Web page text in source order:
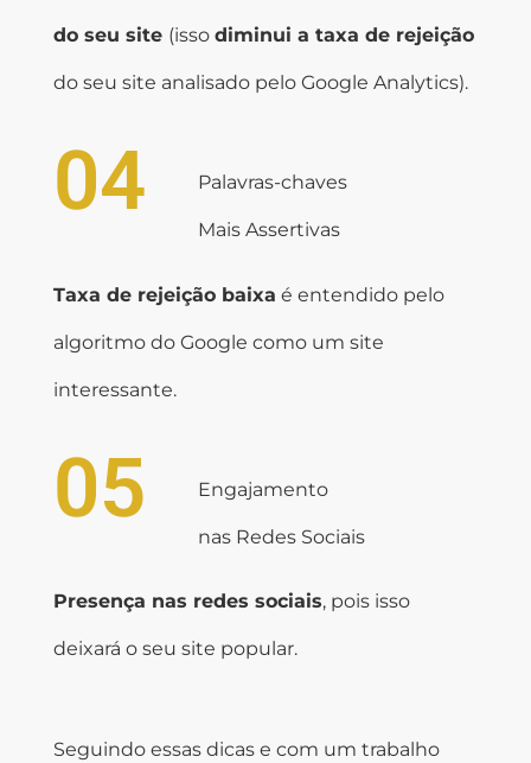
do seu site (isso diminui a taxa de rejeição
do seu site analisado pelo Google Analytics).
04 Palavras-chaves
Mais Assertivas
Taxa de rejeição baixa é entendido pelo
algoritmo do Google como um site
interessante.
05 Engajamento
nas Redes Sociais
Presença nas redes sociais, pois isso
deixará o seu site popular.
Seguindo essas dicas e com um trabalho